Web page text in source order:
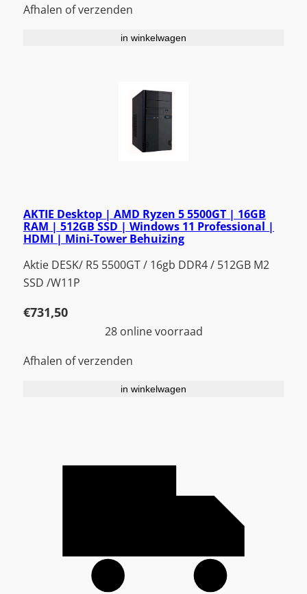
Afhalen of verzenden
in winkelwagen
AKTIE Desktop | AMD Ryzen 5 5500GT | 16GB
RAM | 512GB SSD | Windows 11 Professional |
HDMI | Mini-Tower Behuizing
Aktie DESK/ R5 5500GT / 16gb DDR4 / 512GB M2
SSD /W11P
€731,50
28 online voorraad
Afhalen of verzenden
in winkelwagen